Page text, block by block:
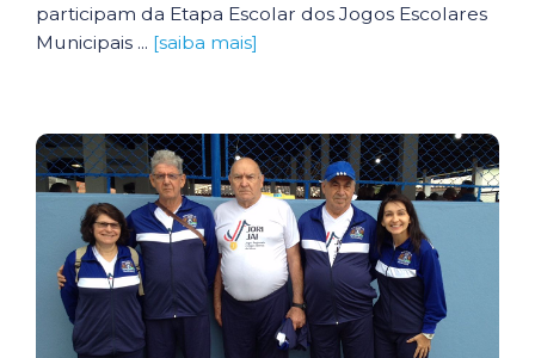
participam da Etapa Escolar dos Jogos Escolares
Municipais ... [saiba mais]